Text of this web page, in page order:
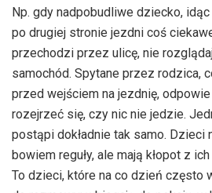
Np. gdy nadpobudliwe dziecko,
po drugiej stronie jezdni coś
przechodzi przez ulicę, nie
samochód. Spytane przez rodzica,
przed wejściem na jezdnię,
rozejrzeć się, czy nic nie jedzie.
postąpi dokładnie tak samo. Dzieci
bowiem reguły, ale mają kłopot z
To dzieci, które na co dzień często